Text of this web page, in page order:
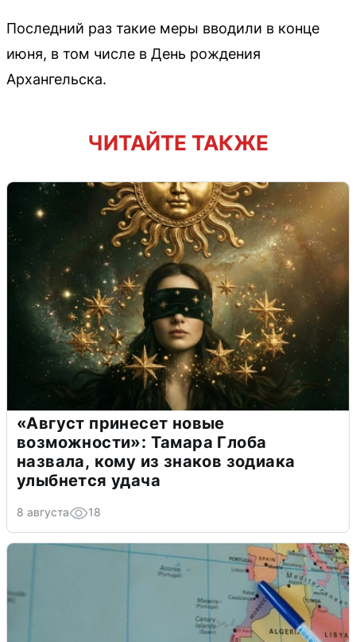
Последний раз такие меры вводили в конце
июня, в том числе в День рождения
Архангельска.
ЧИТАЙТЕ ТАКЖЕ
«Август принесет новые
возможности»: Тамара Глоба
назвала, кому из знаков зодиака
улыбнется удача
8 августа 18